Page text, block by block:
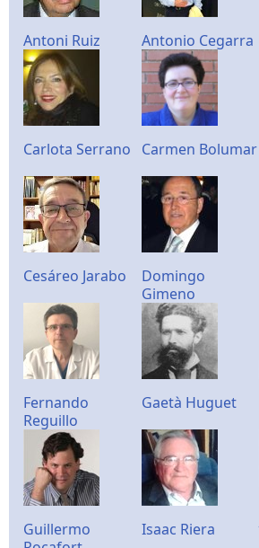
Antoni Ruiz Antonio Cegarra
Carlota Serrano Carmen Bolumar
Cesáreo Jarabo
Domingo
Gimeno
Fernando
Reguillo
Gaetà Huguet
Guillermo
Isaac Riera